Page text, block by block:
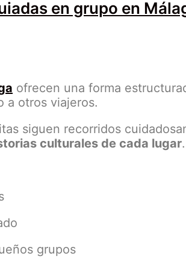
en grupo en
ofrecen una forma
a otros viajeros.
siguen recorridos
culturales de cada lugar.
grupos